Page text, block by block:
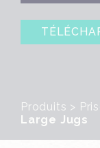
Produits >
Large Jugs